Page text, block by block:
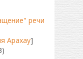
речи
Арахау]